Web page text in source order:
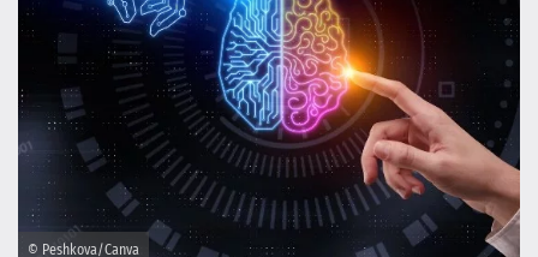
© Peshkova/Canva